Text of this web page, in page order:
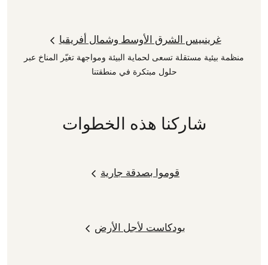
غرينبيس الشرق الأوسط وشمال أفريقيا
منظمة بيئية مستقلة تسعى لحماية البيئة ومواجهة تغيّر المناخ عبر
حلول مبتكرة في منطقتنا
شاركنا هذه الخطوات
قوموا بصدقة جارية
بودكاست لأجل الأرض